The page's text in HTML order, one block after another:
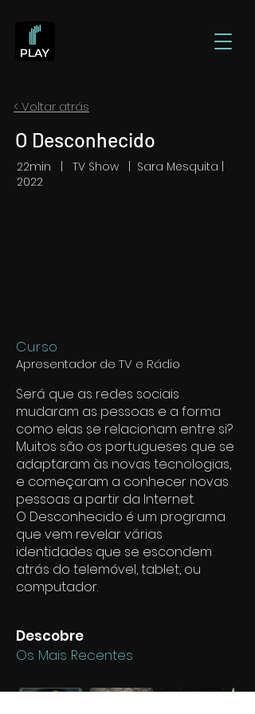
< Voltar atrás
O Desconhecido
22min | TV Show | Sara Mesquita |
2022
Curso
Apresentador de TV e Rádio
Será que as redes sociais
mudaram as pessoas e a forma
como elas se relacionam entre si?
Muitos são os portugueses que se
adaptaram às novas tecnologias,
e começaram a conhecer novas
pessoas a partir da Internet.
O Desconhecido é um programa
que vem revelar várias
identidades que se escondem
atrás do telemóvel, tablet, ou
computador.
Descobre
Os Mais Recentes